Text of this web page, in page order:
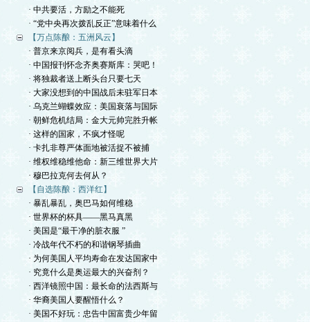
· 中共要活，方励之不能死
· “党中央再次拨乱反正”意味着什么
【万点陈酿：五洲风云】
· 普京来京阅兵，是有看头滴
· 中国报刊怀念齐奥赛斯库：哭吧！
· 将独裁者送上断头台只要七天
· 大家没想到的中国战后未驻军日本
· 乌克兰蝴蝶效应：美国衰落与国际
· 朝鲜危机结局：金大元帅完胜升帐
· 这样的国家，不疯才怪呢
· 卡扎非尊严体面地被活捉不被捕
· 维权维稳维他命：新三维世界大片
· 穆巴拉克何去何从？
【自选陈酿：西洋红】
· 暴乱暴乱，奥巴马如何维稳
· 世界杯的杯具——黑马真黑
· 美国是“最干净的脏衣服 ”
· 冷战年代不朽的和谐钢琴插曲
· 为何美国人平均寿命在发达国家中
· 究竟什么是奥运最大的兴奋剂？
· 西洋镜照中国：最长命的法西斯与
· 华裔美国人要醒悟什么？
· 美国不好玩：忠告中国富贵少年留